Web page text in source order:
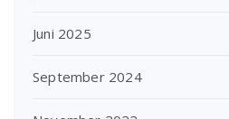
Juni 2025
September 2024